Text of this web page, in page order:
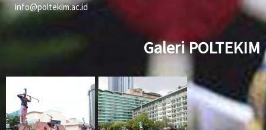
info@poltekim.ac.id
Galeri POLTEKIM